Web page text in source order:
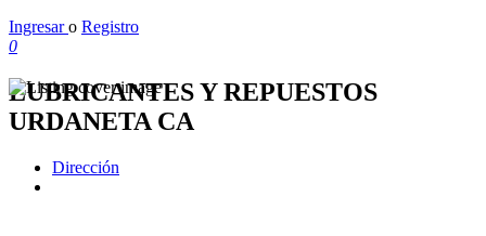
Ingresaro Registro
0
LUBRICANTES Y REPUESTOS
URDANETA CA
Dirección